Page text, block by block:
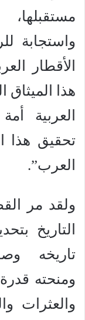
مستقبلها،
واستجابة
الأقطار
هذا الميثاق
العربية
تحقيق هذا
العرب”.
ولقد مر
التاريخ
تاريخه
ومنحته
والعثرات